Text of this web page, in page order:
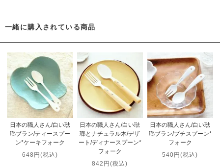
一緒に購入されている商品
日本の職人さん/白い琺
瑯ブラン/ティースプー
ン*ケーキフォーク
648円(税込)
日本の職人さん/白い琺
瑯とナチュラル木/デザ
ート/ディナースプーン*
フォーク
842円(税込)
日本の職人さん/白い琺
瑯ブラン/プチスプーン*
フォーク
540円(税込)